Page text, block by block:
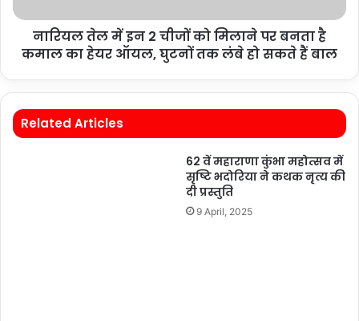
नारियल तेल में इन 2 चीजों को मिलाने पर बनता है
कमाल का हेयर ऑयल, घुटनों तक लंबे हो सकते हैं बाल
Related Articles
62 वें महाराणा कुंभा महोत्सव में
सृष्टि भदोरिया ने कथक नृत्य की
दी प्रस्तुति
9 April, 2025